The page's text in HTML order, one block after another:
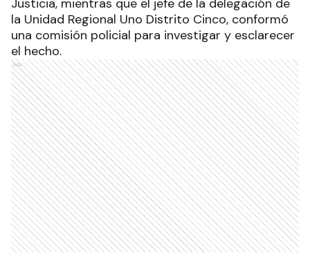
Justicia, mientras que el jefe de la delegación de
la Unidad Regional Uno Distrito Cinco, conformó
una comisión policial para investigar y esclarecer
el hecho.
Ads